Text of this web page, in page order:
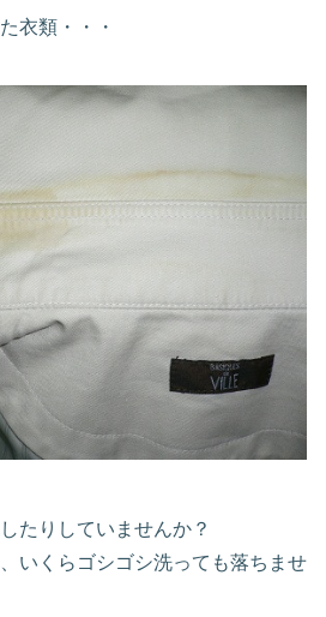
衣類・・・
たりしていませんか？
いくらゴシゴシ洗っても落ちませ